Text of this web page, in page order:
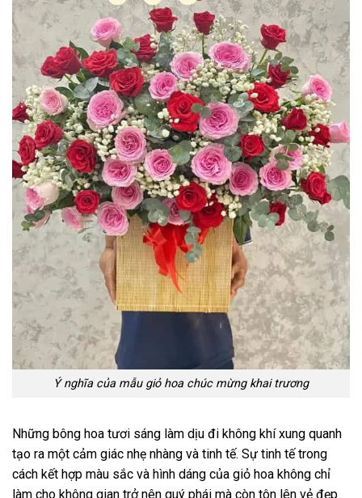
Ý nghĩa của mẫu giỏ hoa chúc mừng khai trương
Những bông hoa tươi sáng làm dịu đi không khí xung quanh
tạo ra một cảm giác nhẹ nhàng và tinh tế. Sự tinh tế trong
cách kết hợp màu sắc và hình dáng của giỏ hoa không chỉ
làm cho không gian trở nên quý phái mà còn tôn lên vẻ đẹp
Võ Văn Chung
0723******* Đặt hàng thành công
9 phút trước